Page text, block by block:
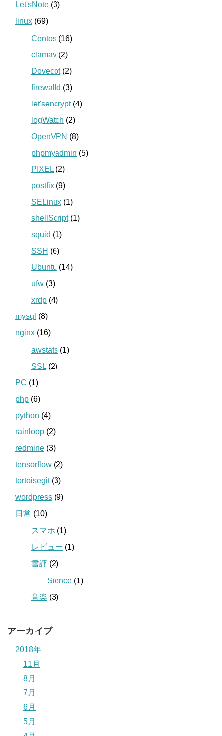
Let'sNote (3)
linux (69)
Centos (16)
clamav (2)
Dovecot(2)
firewalld (3)
let'sencrypt(4)
logWatch (2)
OpenVPN (8)
phpmyadmin (5)
PIXEL (2)
postfix (9)
SELinux (1)
shellScript(1)
squid (1)
SSH (6)
Ubuntu (14)
ufw (3)
xrdp (4)
mysql (8)
nginx (16)
awstats (1)
SSL (2)
PC (1)
php (6)
python (4)
rainloop (2)
redmine (3)
tensorflow (2)
tortoisegit(3)
wordpress (9)
日常 (10)
スマホ (1)
レビュー (1)
書評 (2)
Sience (1)
音楽 (3)
アーカイブ
2018年
11月
8月
7月
6月
5月